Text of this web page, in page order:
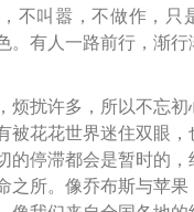
不叫嚣，不做作，只
。有人一路前行，渐行
烦扰许多，所以不忘
被花花世界迷住双眼，
的停滞都会是暂时的，
之所。像乔布斯与苹